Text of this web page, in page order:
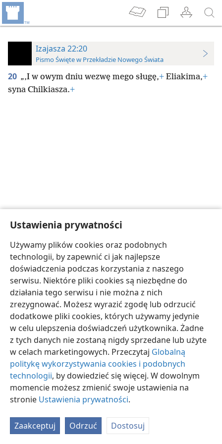
Ustawienia prywatności
Używamy plików cookies oraz podobnych
technologii, by zapewnić ci jak najlepsze
doświadczenia podczas korzystania z naszego
serwisu. Niektóre pliki cookies są niezbędne do
działania tego serwisu i nie można z nich
zrezygnować. Możesz wyrazić zgodę lub odrzucić
dodatkowe pliki cookies, których używamy jedynie
w celu ulepszenia doświadczeń użytkownika. Żadne
z tych danych nie zostaną nigdy sprzedane lub użyte
w celach marketingowych. Przeczytaj Globalną
politykę wykorzystywania cookies i podobnych
technologii, by dowiedzieć się więcej. W dowolnym
momencie możesz zmienić swoje ustawienia na
stronie Ustawienia prywatności.
Zaakceptuj Odrzuć Dostosuj
Izajasza 22:20
Pismo Święte w Przekładzie Nowego Świata
20 „‚I w owym dniu wezwę mego sługę,+ Eliakima,+
syna Chilkiasza.+
polski Ustawienia
Copyright© 2026 Watch Tower Bible and Tract Society of Pennsylvania
Warunki użytkowania Polityka prywatności
JW.ORG
Zaloguj